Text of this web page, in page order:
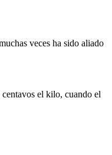
veces ha sido aliado
el kilo, cuando el